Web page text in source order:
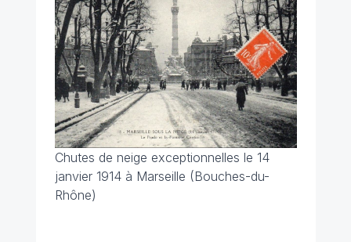
Chutes de neige exceptionnelles le 14
janvier 1914 à Marseille (Bouches-du-
Rhône)